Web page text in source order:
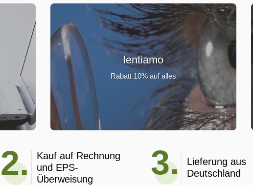
lentiamo
Rabatt 10% auf alles
2.
Kauf auf Rechnung
und EPS-
Überweisung
3.
Lieferung aus
Deutschland